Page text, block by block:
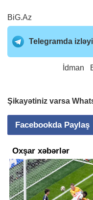
BiG.Az
Telegramda
İdman
Şikayətiniz varsa
Facebookda Paylaş
Oxşar xəbərlər